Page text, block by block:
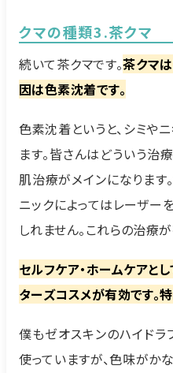
クマの種類3.茶クマ
続いて茶クマです。茶クマ
因は色素沈着です。
色素沈着というと、シミや
ます。皆さんはどういう治
肌治療がメインになります
ニックによってはレーザー
しれません。これらの治療
セルフケア・ホームケアと
ターズコスメが有効です。
僕もゼオスキンのハイドラ
使っていますが、色味がか